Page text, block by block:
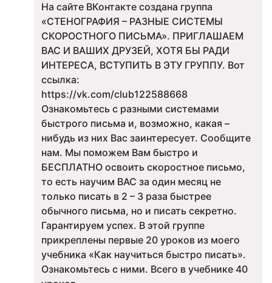
На сайте ВКонтакте создана группа
«СТЕНОГРАФИЯ – РАЗНЫЕ СИСТЕМЫ
СКОРОСТНОГО ПИСЬМА». ПРИГЛАШАЕМ
ВАС И ВАШИХ ДРУЗЕЙ, ХОТЯ БЫ РАДИ
ИНТЕРЕСА, ВСТУПИТЬ В ЭТУ ГРУППУ. Вот
ссылка:
https://vk.com/club122588668
Ознакомьтесь с разными системами
быстрого письма и, возможно, какая –
нибудь из них Вас заинтересует. Сообщите
нам. Мы поможем Вам быстро и
БЕСПЛАТНО освоить скоростное письмо,
то есть научим ВАС за один месяц не
только писать в 2 – 3 раза быстрее
обычного письма, но и писать секретно.
Гарантируем успех. В этой группе
прикреплены первые 20 уроков из моего
учебника «Как научиться быстро писать».
Ознакомьтесь с ними. Всего в учебнике 40